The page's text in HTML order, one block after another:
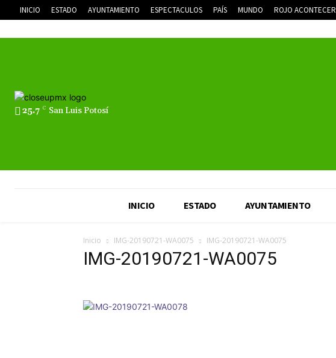
INICIO ESTADO AYUNTAMIENTO ESPECTACULOS PAÍS MUNDO ROJO ACONTECER
25.7 C San Luis Potosí
INICIO ESTADO AYUNTAMIENTO
Inicio IMG-20190721-WA0075 IMG-20190721-WA0075
IMG-20190721-WA0075